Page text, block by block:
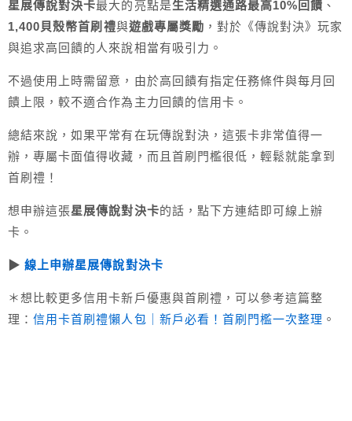
星展傳說對決卡最大的亮點是生活精選通路最高10%回饋 、
1,400貝殼幣首刷禮與遊戲專屬獎勵 ，對於《傳說對決》玩家
與追求高回饋的人來說相當有吸引力。
不過使用上時需留意，由於高回饋有指定任務條件與每月回
饋上限，較不適合作為主力回饋的信用卡。
總結來說，如果平常有在玩傳說對決，這張卡非常值得一
辦，專屬卡面值得收藏，而且首刷門檻很低，輕鬆就能拿到
首刷禮！
想申辦這張星展傳說對決卡的話，點下方連結即可線上辦
卡。
▶︎線上申辦星展傳說對決卡
＊想比較更多信用卡新戶優惠與首刷禮，可以參考這篇整
理：信用卡首刷禮懶人包｜新戶必看！首刷門檻一次整理 。